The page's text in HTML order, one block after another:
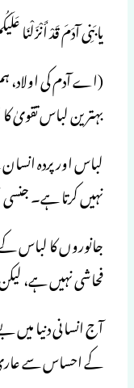
یابَنِی آدَمَ قَدْ
(اے آدم کی اولاد،
بہترین لباس تقویٰ
لباس اور پردہ
نہیں کرتا ہے۔
جانوروں کا لباس
فحاشی نہیں ہے،
آج انسانی دنیا
کے احساس سے